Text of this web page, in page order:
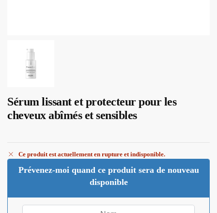
Sérum lissant et protecteur pour les
cheveux abîmés et sensibles
Ce produit est actuellement en rupture et indisponible.
Prévenez-moi quand ce produit sera de nouveau
disponible